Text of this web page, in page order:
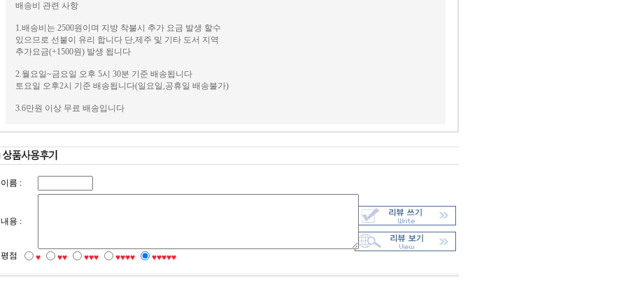
배송비 관련 사항
1.배송비는 2500원이며 지방 착불시 추가 요금 발생 할수
있으므로 선불이 유리 합니다 단,제주 및 기타 도서 지역
추가요금(+1500원) 발생 됩니다
2.월요일~금요일 오후 5시 30분 기준 배송됩니다
토요일 오후2시 기준 배송됩니다(일요일,공휴일 배송불가)
3.6만원 이상 무료 배송입니다
이름 :
내용 :
평점 ♥ ♥♥ ♥♥♥ ♥♥♥♥ ♥♥♥♥♥